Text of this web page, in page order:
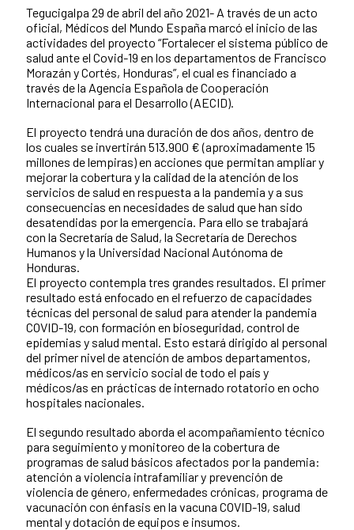
News content
Tegucigalpa 29 de abril del año 2021- A través de un acto
oficial, Médicos del Mundo España marcó el inicio de las
actividades del proyecto “Fortalecer el sistema público de
salud ante el Covid-19 en los departamentos de Francisco
Morazán y Cortés, Honduras”, el cual es financiado a
través de la Agencia Española de Cooperación
Internacional para el Desarrollo (AECID).
El proyecto tendrá una duración de dos años, dentro de
los cuales se invertirán 513.900 € (aproximadamente 15
millones de lempiras) en acciones que permitan ampliar y
mejorar la cobertura y la calidad de la atención de los
servicios de salud en respuesta a la pandemia y a sus
consecuencias en necesidades de salud que han sido
desatendidas por la emergencia. Para ello se trabajará
con la Secretaría de Salud, la Secretaría de Derechos
Humanos y la Universidad Nacional Autónoma de
Honduras.
El proyecto contempla tres grandes resultados. El primer
resultado está enfocado en el refuerzo de capacidades
técnicas del personal de salud para atender la pandemia
COVID-19, con formación en bioseguridad, control de
epidemias y salud mental. Esto estará dirigido al personal
del primer nivel de atención de ambos departamentos,
médicos/as en servicio social de todo el país y
médicos/as en prácticas de internado rotatorio en ocho
hospitales nacionales.
El segundo resultado aborda el acompañamiento técnico
para seguimiento y monitoreo de la cobertura de
programas de salud básicos afectados por la pandemia:
atención a violencia intrafamiliar y prevención de
violencia de género, enfermedades crónicas, programa de
vacunación con énfasis en la vacuna COVID-19, salud
mental y dotación de equipos e insumos.